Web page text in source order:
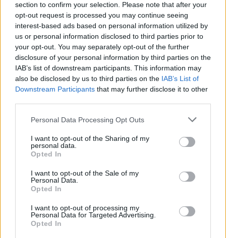
section to confirm your selection. Please note that after your
opt-out request is processed you may continue seeing
interest-based ads based on personal information utilized by
us or personal information disclosed to third parties prior to
your opt-out. You may separately opt-out of the further
disclosure of your personal information by third parties on the
IAB’s list of downstream participants. This information may
also be disclosed by us to third parties on the IAB’s List of
Downstream Participants that may further disclose it to other
Please note that this website/app uses one or more Google
not limited to your visit or usage behaviour. You may click to
grant or deny consent to Google and its third-party tags to
use your data for below specified purposes in below Google
consent section.
Personal Data Processing Opt Outs
I want to opt-out of the Sharing of my
personal data.
Opted In
I want to opt-out of the Sale of my
Personal Data.
Opted In
I want to opt-out of processing my
Personal Data for Targeted Advertising.
Opted In
* Προστασία από την απόλυση και βάρος της
απόδειξης.
* Καταγγελία σύμβασης εργασίας αορίστου χρόνου
χωρίς προειδοποίηση και χωρίς αποζημίωση